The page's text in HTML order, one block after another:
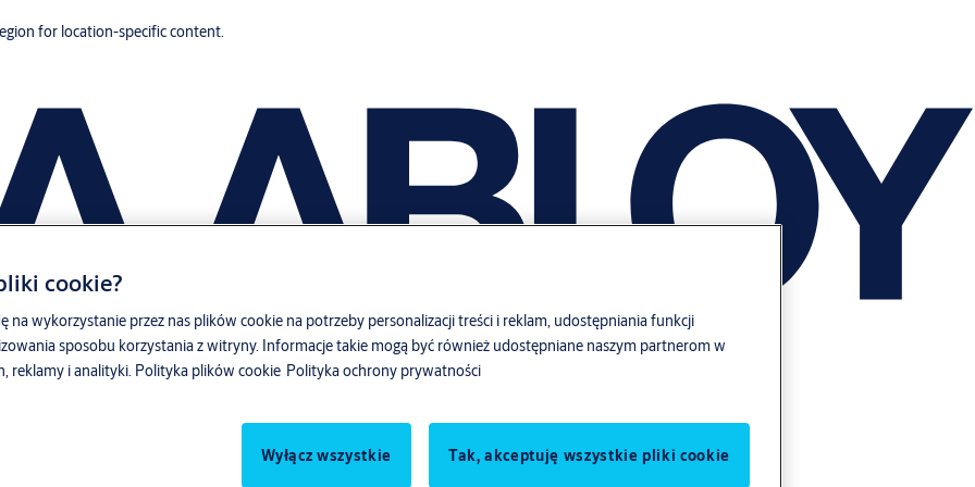
for location-specific content.
cookie?
na wykorzystanie przez nas plików cookie na potrzeby personalizacji treści i reklam, udostępniania funkcji
sposobu korzystania z witryny. Informacje takie mogą być również udostępniane naszym partnerom w
reklamy i analityki. Polityka plików cookie Polityka ochrony prywatności
Wyłącz wszystkie Tak, akceptuję wszystkie pliki cookie